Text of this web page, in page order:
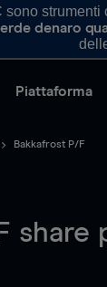
sono
denaro
Piattaforma
Bakkafrost P/F
share